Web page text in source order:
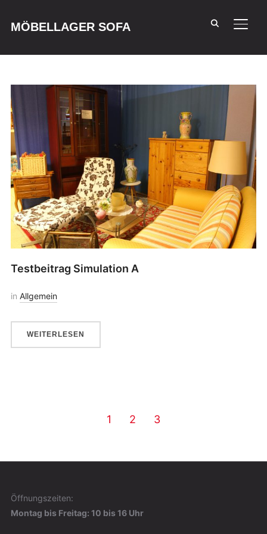
MÖBELLAGER SOFA
Testbeitrag Simulation A
in Allgemein
WEITERLESEN
1 2 3
Öffnungszeiten:
Montag bis Freitag: 10 bis 16 Uhr